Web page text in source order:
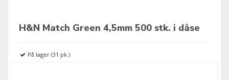
H&N Match Green 4,5mm 500 stk. i dåse
På lager (31 pk.)